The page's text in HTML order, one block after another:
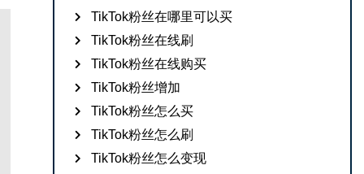
TikTok粉丝在哪里可以买
TikTok粉丝在线刷
TikTok粉丝在线购买
TikTok粉丝增加
TikTok粉丝怎么买
TikTok粉丝怎么刷
TikTok粉丝怎么变现